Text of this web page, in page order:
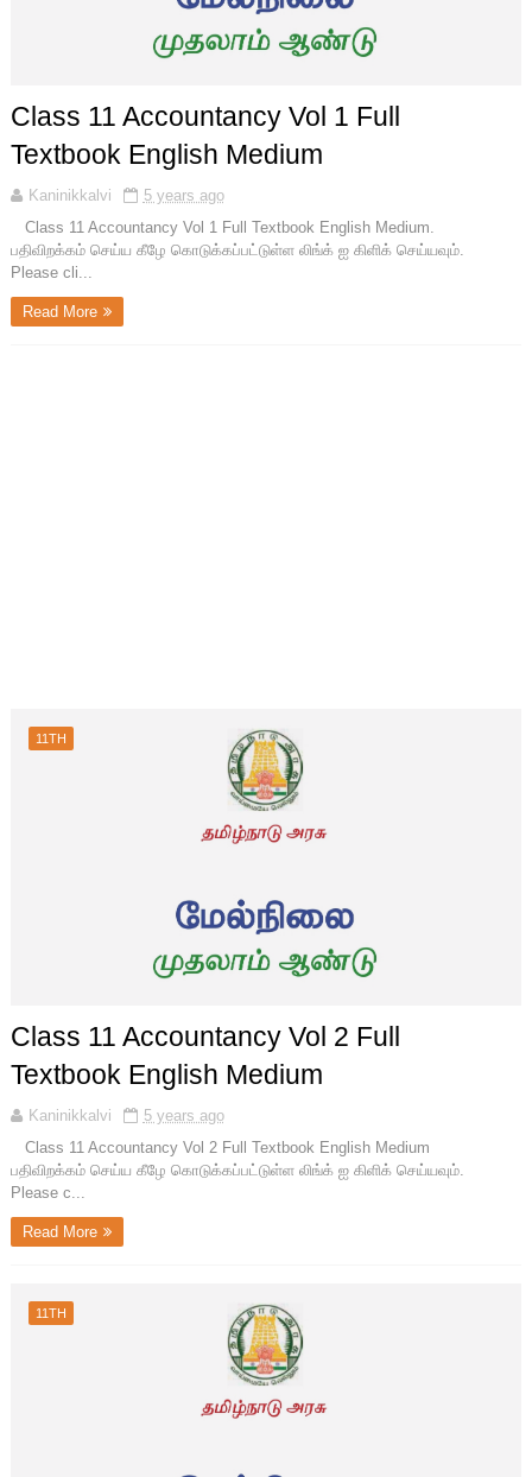
Class 11 Accountancy Vol 1 Full
Textbook English Medium
Kaninikkalvi
5 years ago
Class 11 Accountancy Vol 1 Full Textbook English Medium.
பதிவிறக்கம் செய்ய கீழே கொடுக்கப்பட்டுள்ள லிங்க் ஐ கிளிக் செய்யவும்.
Please cli...
Read More
11TH
Class 11 Accountancy Vol 2 Full
Textbook English Medium
Kaninikkalvi
5 years ago
Class 11 Accountancy Vol 2 Full Textbook English Medium
பதிவிறக்கம் செய்ய கீழே கொடுக்கப்பட்டுள்ள லிங்க் ஐ கிளிக் செய்யவும்.
Please c...
Read More
11TH